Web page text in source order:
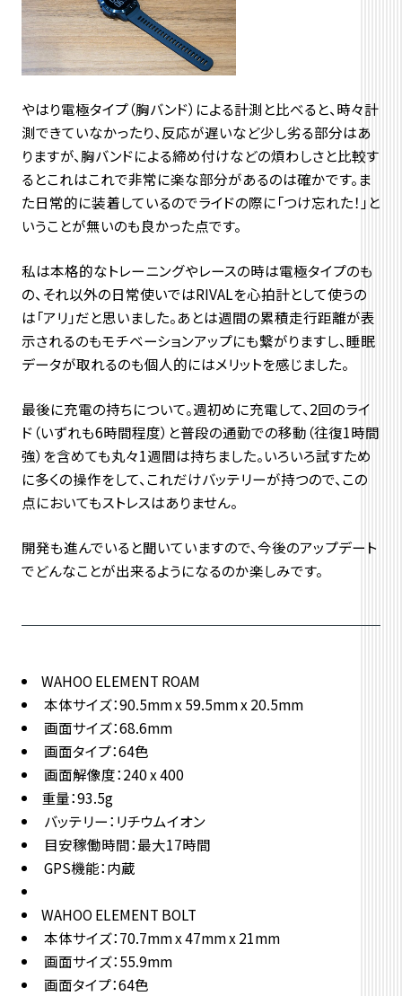
やはり電極タイプ（胸バンド）による計測と比べると、時々計
測できていなかったり、反応が遅いなど少し劣る部分はあ
りますが、胸バンドによる締め付けなどの煩わしさと比較す
るとこれはこれで非常に楽な部分があるのは確かです。ま
た日常的に装着しているのでライドの際に「つけ忘れた！」と
いうことが無いのも良かった点です。
私は本格的なトレーニングやレースの時は電極タイプのも
の、それ以外の日常使いではRIVALを心拍計として使うの
は「アリ」だと思いました。あとは週間の累積走行距離が表
示されるのもモチベーションアップにも繋がりますし、睡眠
データが取れるのも個人的にはメリットを感じました。
最後に充電の持ちについて。週初めに充電して、2回のライ
ド（いずれも6時間程度）と普段の通勤での移動（往復1時間
強）を含めても丸々1週間は持ちました。いろいろ試すため
に多くの操作をして、これだけバッテリーが持つので、この
点においてもストレスはありません。
開発も進んでいると聞いていますので、今後のアップデート
でどんなことが出来るようになるのか楽しみです。
WAHOO ELEMENT ROAM
本体サイズ：90.5mm x 59.5mm x 20.5mm
画面サイズ：68.6mm
画面タイプ：64色
画面解像度：240 x 400
重量：93.5g
バッテリー：リチウムイオン
目安稼働時間：最大17時間
GPS機能：内蔵
WAHOO ELEMENT BOLT
本体サイズ：70.7mm x 47mm x 21mm
画面サイズ：55.9mm
画面タイプ：64色